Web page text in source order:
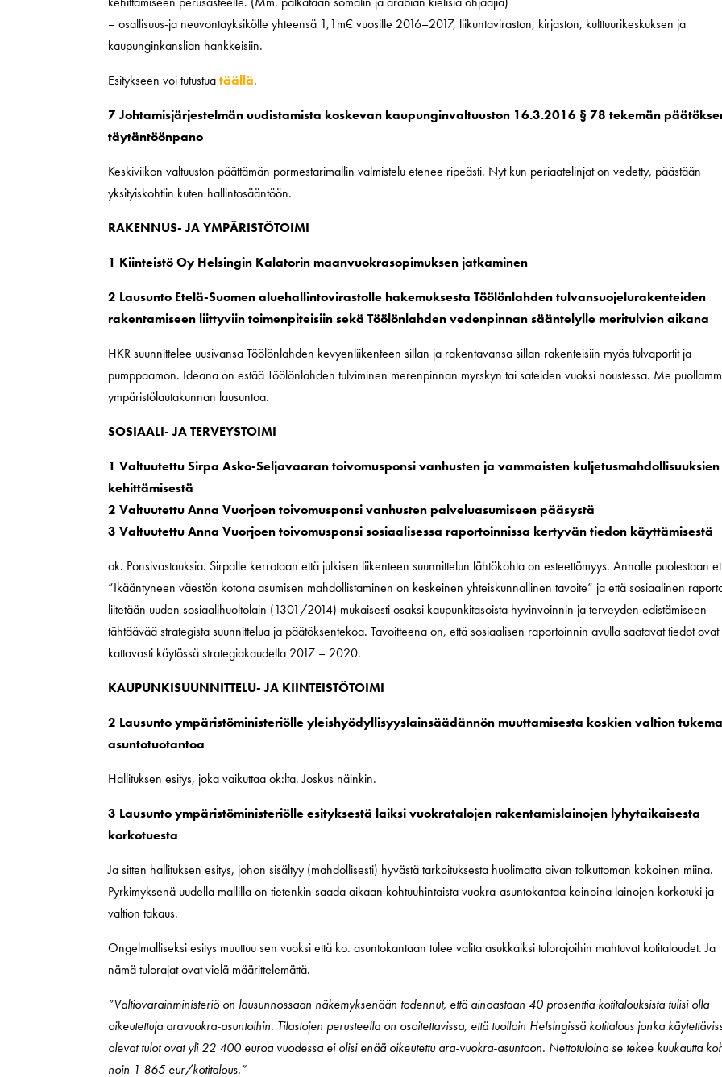
– osallisuus-ja neuvontayksikölle yhteensä 1,1m€ vuosille 2016–2017, liikuntaviraston, kirjaston, kulttuurikeskuksen ja
kaupunginkanslian hankkeisiin.
Esitykseen voi tutustuatäällä.
7 Johtamisjärjestelmän uudistamista koskevan kaupunginvaltuuston 16.3.2016 § 78 tekemän
täytäntöönpano
Keskiviikon valtuuston päättämän pormestarimallin valmistelu etenee ripeästi. Nyt kun periaatelinjat on vedetty, päästään
yksityiskohtiin kuten hallintosääntöön.
RAKENNUS- JA YMPÄRISTÖTOIMI
1 Kiinteistö Oy Helsingin Kalatorin maanvuokrasopimuksen jatkaminen
2 Lausunto Etelä-Suomen aluehallintovirastolle hakemuksesta Töölönlahden tulvansuojelurakenteiden
rakentamiseen liittyviin toimenpiteisiin sekä Töölönlahden vedenpinnan sääntelylle meritulvien aikana
HKR suunnittelee uusivansa Töölönlahden kevyenliikenteen sillan ja rakentavansa sillan rakenteisiin myös tulvaportit ja
pumppaamon. Ideana on estää Töölönlahden tulviminen merenpinnan myrskyn tai sateiden vuoksi noustessa. Me
ympäristölautakunnan lausuntoa.
SOSIAALI- JA TERVEYSTOIMI
1 Valtuutettu Sirpa Asko-Seljavaaran toivomusponsi vanhusten ja vammaisten kuljetusmahdollisuuksien
kehittämisestä
2 Valtuutettu Anna Vuorjoen toivomusponsi vanhusten palveluasumiseen pääsystä
3 Valtuutettu Anna Vuorjoen toivomusponsi sosiaalisessa raportoinnissa kertyvän tiedon käyttämisestä
ok. Ponsivastauksia. Sirpalle kerrotaan että julkisen liikenteen suunnittelun lähtökohta on esteettömyys. Annalle puolestaan
”Ikääntyneen väestön kotona asumisen mahdollistaminen on keskeinen yhteiskunnallinen tavoite” ja että sosiaalinen
liitetään uuden sosiaalihuoltolain (1301/2014) mukaisesti osaksi kaupunkitasoista hyvinvoinnin ja terveyden edistämiseen
tähtäävää strategista suunnittelua ja päätöksentekoa. Tavoitteena on, että sosiaalisen raportoinnin avulla saatavat tiedot ovat
kattavasti käytössä strategiakaudella 2017 – 2020.
KAUPUNKISUUNNITTELU- JA KIINTEISTÖTOIMI
2 Lausunto ympäristöministeriölle yleishyödyllisyyslainsäädännön muuttamisesta koskien valtion
asuntotuotantoa
Hallituksen esitys, joka vaikuttaa ok:lta. Joskus näinkin.
3 Lausunto ympäristöministeriölle esityksestä laiksi vuokratalojen rakentamislainojen lyhytaikaisesta
korkotuesta
Ja sitten hallituksen esitys, johon sisältyy (mahdollisesti) hyvästä tarkoituksesta huolimatta aivan tolkuttoman kokoinen miina.
Pyrkimyksenä uudella mallilla on tietenkin saada aikaan kohtuuhintaista vuokra-asuntokantaa keinoina lainojen korkotuki ja
valtion takaus.
Ongelmalliseksi esitys muuttuu sen vuoksi että ko. asuntokantaan tulee valita asukkaiksi tulorajoihin mahtuvat kotitaloudet. Ja
nämä tulorajat ovat vielä määrittelemättä.
”Valtiovarainministeriö on lausunnossaan näkemyksenään todennut, että ainoastaan 40 prosenttia kotitalouksista tulisi olla
oikeutettuja aravuokra-asuntoihin. Tilastojen perusteella on osoitettavissa, että tuolloin Helsingissä kotitalous jonka
olevat tulot ovat yli 22 400 euroa vuodessa ei olisi enää oikeutettu ara-vuokra-asuntoon. Nettotuloina se tekee kuukautta
noin 1 865 eur/kotitalous.”